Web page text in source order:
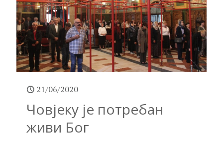
21/06/2020
Човјеку је потребан
живи Бог